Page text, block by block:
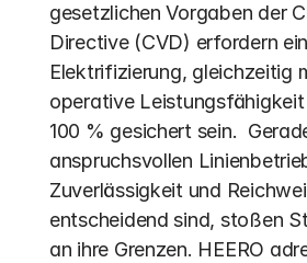
gesetzlichen Vorgaben der
Directive (CVD) erfordern
Elektrifizierung, gleichzeitig
operative
100 % gesichert sein.
anspruchsvollen
Zuverlässigkeit und
entscheidend sind, stoßen
an ihre Grenzen. HEERO